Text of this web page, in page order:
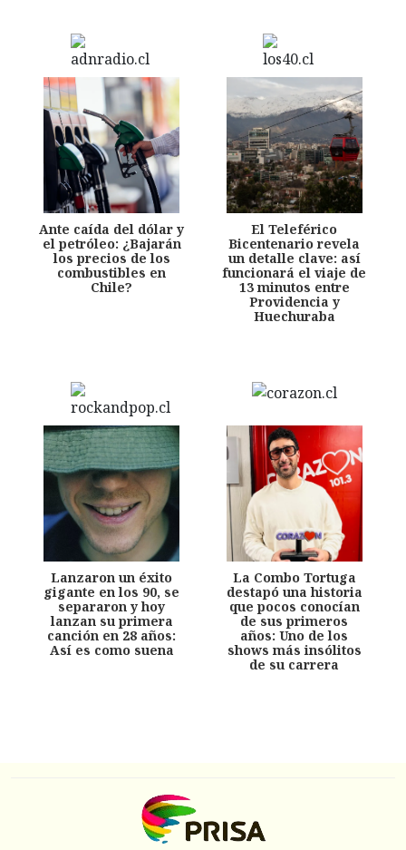
Ante caída del dólar y
el petróleo: ¿Bajarán
los precios de los
combustibles en
Chile?
El Teleférico
Bicentenario revela
un detalle clave: así
funcionará el viaje de
13 minutos entre
Providencia y
Huechuraba
Lanzaron un éxito
gigante en los 90, se
separaron y hoy
lanzan su primera
canción en 28 años:
Así es como suena
La Combo Tortuga
destapó una historia
que pocos conocían
de sus primeros
años: Uno de los
shows más insólitos
de su carrera